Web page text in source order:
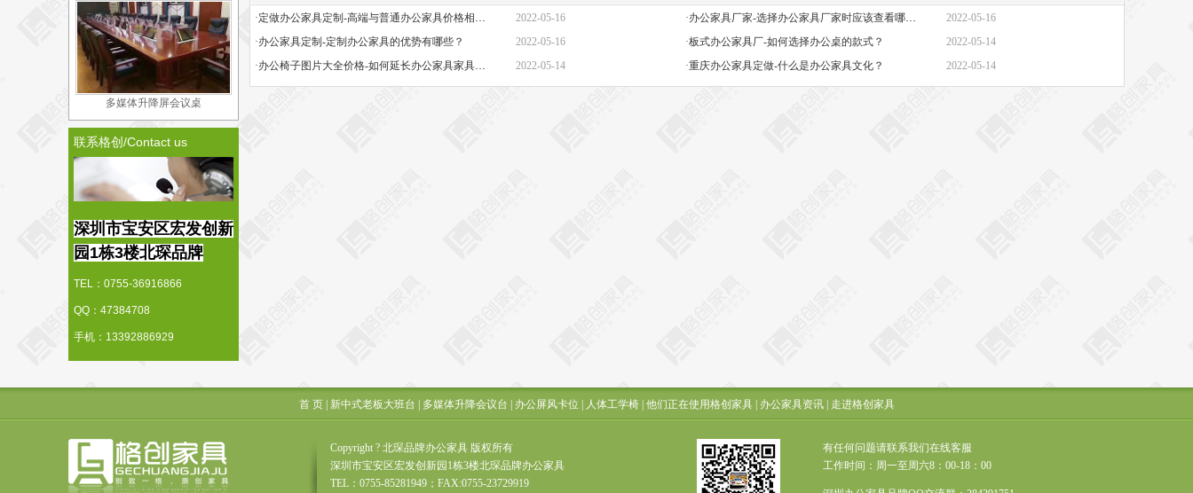
多媒体升降屏会议桌
联系格创/Contact us
深圳市宝安区宏发创新
园1栋3楼北琛品牌
TEL：0755-36916866
QQ：47384708
手机：13392886929
·定做办公家具定制-高端与普通办公家具价格相差巨大的原因是什么？ 2022-05-16 ·办公家具厂家-选择办公家具厂家时应该查看哪些方面？
2022-05-16
·办公家具定制-定制办公家具的优势有哪些？
2022-05-16 ·板式办公家具厂-如何选择办公桌的款式？
2022-05-14
·办公椅子图片大全价格-如何延长办公家具家具的保质期？
2022-05-14 ·重庆办公家具定做-什么是办公家具文化？ 2022-05-14
首 页| 新中式老板大班台 多媒体升降会议台 办公屏风卡位 人体工学椅| 他们正在使用格创家具| 办公家具资讯| 走进格创家具
Copyright ? 北琛品牌办公家具 版权所有
深圳市宝安区宏发创新园1栋3楼北琛品牌办公家具
TEL：0755-85281949；FAX:0755-23729919
有任何问题请联系我们在线客服
工作时间：周一至周六8：00-18：00